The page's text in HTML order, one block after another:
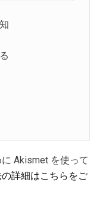
Akismet を使って
詳細はこちらをご